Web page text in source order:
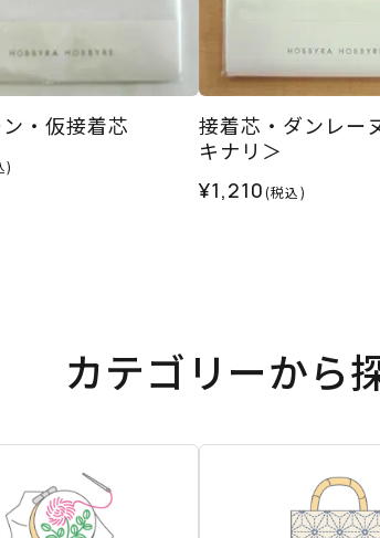
・仮接着芯
)
接着芯・ダンレー
キナリ＞
¥1,210(税込)
カテゴリーから